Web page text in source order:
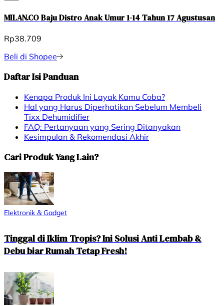
MILAN.CO Baju Distro Anak Umur 1-14 Tahun 17 Agustusan
Rp38.709
Beli di Shopee
Daftar Isi Panduan
Kenapa Produk Ini Layak Kamu Coba?
Hal yang Harus Diperhatikan Sebelum Membeli
Tixx Dehumidifier
FAQ: Pertanyaan yang Sering Ditanyakan
Kesimpulan & Rekomendasi Akhir
Cari Produk Yang Lain?
Elektronik & Gadget
Tinggal di Iklim Tropis? Ini Solusi Anti Lembab &
Debu biar Rumah Tetap Fresh!